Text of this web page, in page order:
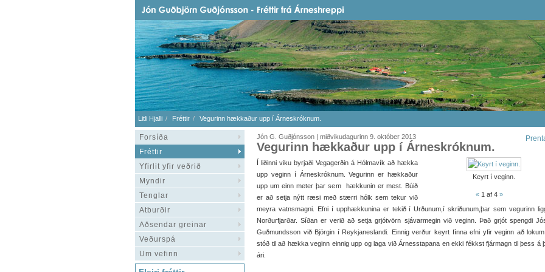
Litli Hjalli Fréttir Vegurinn hækkaður upp í Árneskróknum.
Forsíða
Fréttir
Yfirlit yfir veðrið
Myndir
Tenglar
Atburðir
Aðsendar greinar
Veðurspá
Um vefinn
Jón G. Guðjónsson | miðvikudagurinn 9. október 2013
Vegurinn hækkaður upp í Árneskróknum.
Keyrt í veginn.
« 1 af 4 »
Í liðinni viku byrjaði Vegagerðin á Hólmavík að hækka
upp veginn í Árneskróknum. Vegurinn er hækkaður
upp um einn meter þar sem hækkunin er mest. Búið
er að setja nýtt ræsi með stærri hólk sem tekur við
meyra vatnsmagni. Efni í upphækkunina er tekið í Urðunum,í skriðunum,þar sem vegurinn
Norðurfjarðar. Síðan er verið að setja grjótvörn sjávarmegin við veginn. Það grjót spengdi
Guðmundsson við Björgin í Reykjaneslandi. Einnig verður keyrt fínna efni yfir veginn að
stóð til að hækka veginn einnig upp og laga við Árnesstapana en ekki fékkst fjármagn til þess á
ári.